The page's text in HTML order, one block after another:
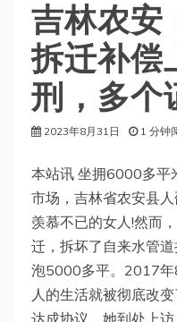
吉林农安
拆迁补偿
刑，多个
2023年8月31日 1 分钟
本站讯 坐拥6000多平
市场，吉林省农安县
羡慕不已的女人!然而
迁，拆坏了自来水管
泡5000多平。2017年
人的生活就被彻底改